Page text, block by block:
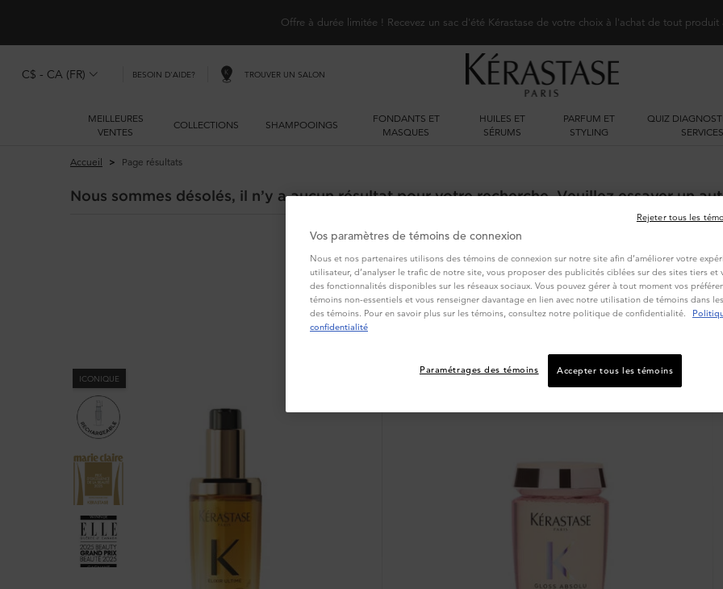
Offre à durée limitée ! Recevez un sac d'été Kérastase de votre choix à l'achat de tout produit
C$ - CA (FR) BESOIN D'AIDE? TROUVER UN SALON
MEILLEURES
VENTES
COLLECTIONS SHAMPOOINGS
FONDANTS ET
MASQUES
HUILES ET
SÉRUMS
PARFUM ET
STYLING
QUIZ
SERVICES
Accueil Page résultats
Nous sommes désolés, il n’y a aucun résultat pour votre recherche. Veuillez essayer un
VOUS POURRIEZ AUSSI AIMER
ICONIQUE
Vos paramètres de témoins de connexion
Nous et nos partenaires utilisons des témoins de connexion sur notre site afin d’améliorer votre
utilisateur, d’analyser le trafic de notre site, vous proposer des publicités ciblées sur des sites tiers et
des fonctionnalités disponibles sur les réseaux sociaux. Vous pouvez gérer à tout moment vos
témoins non-essentiels et vous renseigner davantage en lien avec notre utilisation de témoins dans
des témoins. Pour en savoir plus sur les témoins, consultez notre politique de confidentialité.
confidentialité
Accepter tous les témoins
Paramétrages des témoins
Rejeter tous les